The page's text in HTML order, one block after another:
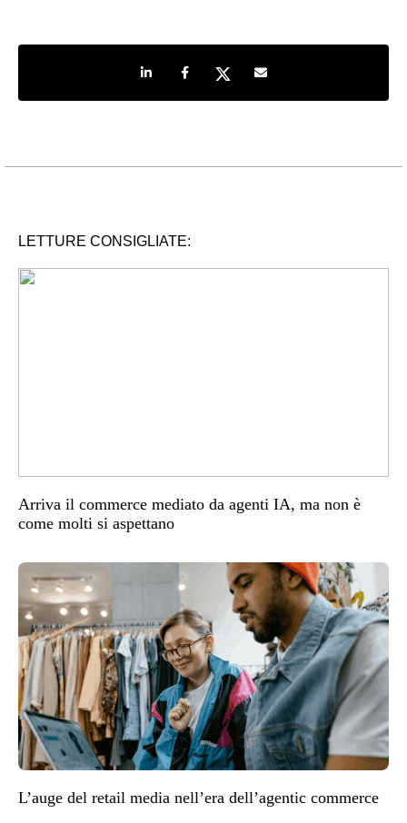
Share on LinkedIn
Share on Facebook
Share on TwitterShare by e-mail
LETTURE CONSIGLIATE:
Arriva il commerce mediato da agenti IA, ma non è
come molti si aspettano
L’auge del retail media nell’era dell’agentic commerce